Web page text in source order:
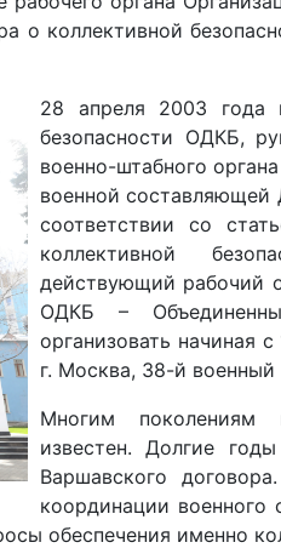
о коллективной
28 апреля 2003 года
безопасности ОДКБ,
военно-штабного
военной составляющей
соответствии со
коллективной
действующий рабочий
ОДКБ –
организовать начиная
г. Москва, 38-й военный
Многим поколениям
известен. Долгие
Варшавского
координации военного
обеспечения именно